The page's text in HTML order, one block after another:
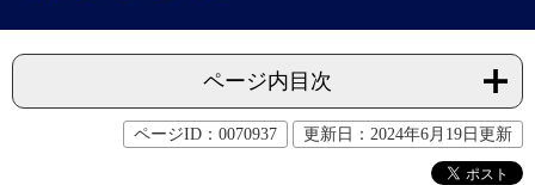
ページ内目次
ページID：0070937 更新日：2024年6月19日更新